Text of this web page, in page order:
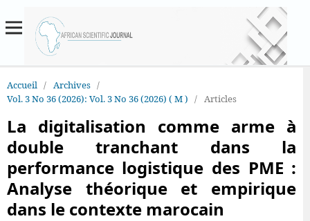
Accueil / Archives /
Vol. 3 No 36 (2026): Vol. 3 No 36 (2026) ( M ) / Articles
La digitalisation comme arme à
double tranchant dans la
performance logistique des PME :
Analyse théorique et empirique
dans le contexte marocain